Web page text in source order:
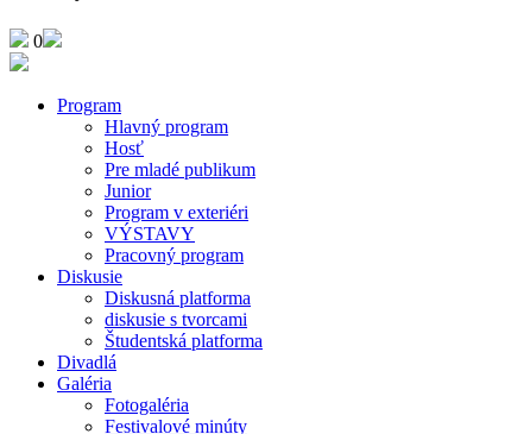
0
Program
Hlavný program
Hosť
Pre mladé publikum
Junior
Program v exteriéri
VÝSTAVY
Pracovný program
Diskusie
Diskusná platforma
diskusie s tvorcami
Študentská platforma
Divadlá
Galéria
Fotogaléria
Festivalové minúty